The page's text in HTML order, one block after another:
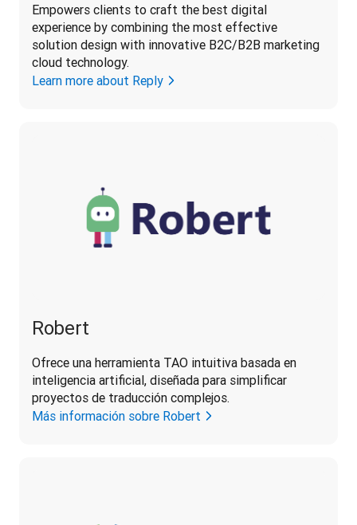
Empowers clients to craft the best digital
experience by combining the most effective
solution design with innovative B2C/B2B marketing
cloud technology.
Learn more about Reply
Robert
Ofrece una herramienta TAO intuitiva basada en
inteligencia artificial, diseñada para simplificar
proyectos de traducción complejos.
Más información sobre Robert